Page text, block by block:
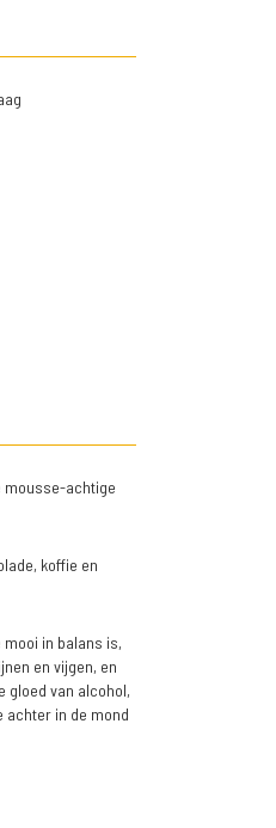
mousse-achtige
koffie en
in balans is,
en vijgen, en
gloed van alcohol,
achter in de mond